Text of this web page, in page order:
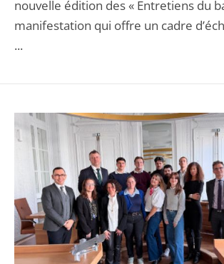
nouvelle édition des « Entretiens du
manifestation qui offre un cadre
...